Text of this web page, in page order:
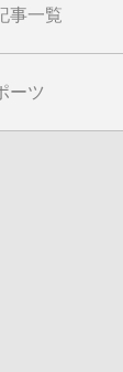
事一覧
ーツ